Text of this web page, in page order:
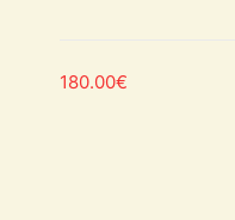
180.00€